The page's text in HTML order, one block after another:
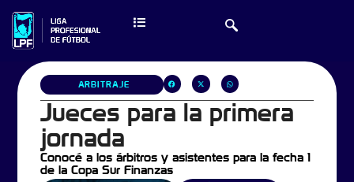
ARBITRAJE
Jueces para la primera
jornada
Conocé a los árbitros y asistentes para la fecha 1
de la Copa Sur Finanzas